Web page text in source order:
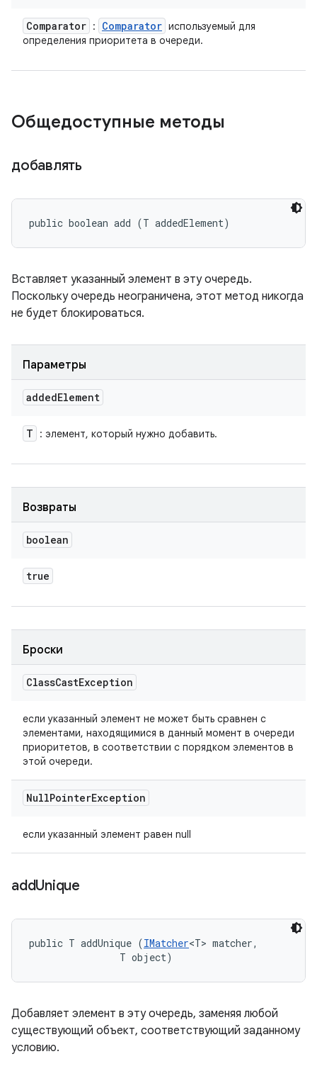
Comparator : Comparator используемый для
определения приоритета в очереди.
Общедоступные методы
добавлять
public boolean add (T addedElement)
Вставляет указанный элемент в эту очередь.
Поскольку очередь неограничена, этот метод никогда
не будет блокироваться.
Параметры
addedElement
T : элемент, который нужно добавить.
Возвраты
boolean
true
Броски
ClassCastException
если указанный элемент не может быть сравнен с
элементами, находящимися в данный момент в очереди
приоритетов, в соответствии с порядком элементов в
этой очереди.
NullPointerException
если указанный элемент равен null
addUnique
public T addUnique (IMatcher<T> matcher,
                T object)
Добавляет элемент в эту очередь, заменяя любой
существующий объект, соответствующий заданному
условию.